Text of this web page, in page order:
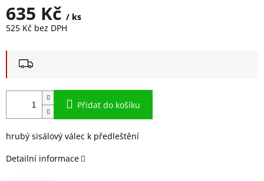
635 Kč / ks
525 Kč bez DPH
Přidat do košíku
hrubý sisálový válec k předleštění
Detailní informace